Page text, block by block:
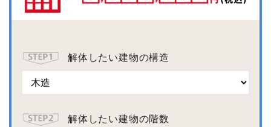
解体したい建物の構造
解体したい建物の階数